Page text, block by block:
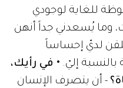
للغاية لوجودي
يُسعدني جداً أنهن
لديّ إحساساً
بالنسبة إليّ. • في رأيك،
- أن يتصرف الإنسان